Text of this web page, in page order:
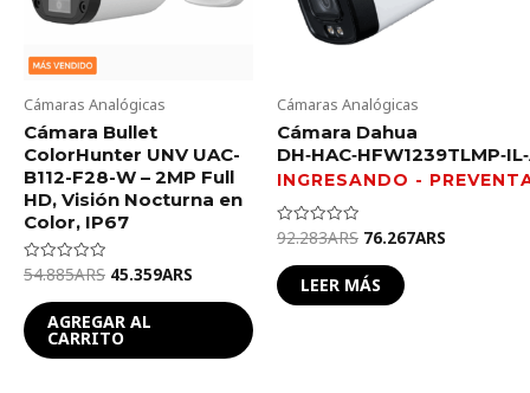
Cámaras Analógicas
Cámara Bullet
ColorHunter UNV UAC-
B112-F28-W – 2MP Full
HD, Visión Nocturna en
Color, IP67
Valorado
de
5
54.885ARS 45.359ARS
AGREGAR AL
CARRITO
Cámaras Analógicas
Cámara Dahua
Valorado
de
5
92.283ARS 76.267ARS
LEER MÁS